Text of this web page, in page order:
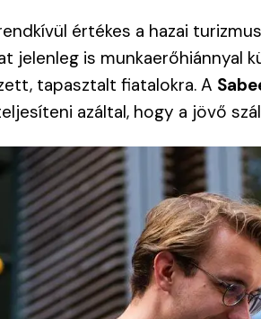
értékes a hazai
jelenleg is
tapasztalt fiatalokra. A
azáltal, hogy a jövő